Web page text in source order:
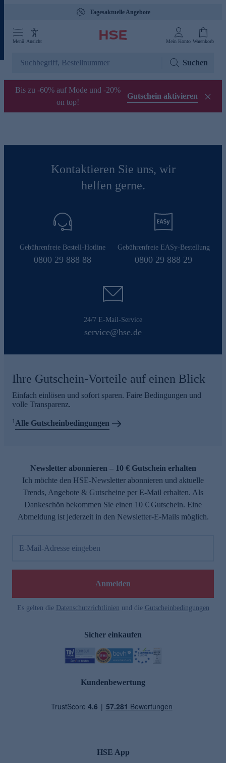
Tagesaktuelle Angebote
Menü Ansicht Mein Konto Warenkorb
Suchen
Bis zu -60% auf Mode und -20%
on top!
Gutschein aktivieren
Kontaktieren Sie uns, wir
helfen gerne.
Gebührenfreie Bestell-Hotline
0800 29 888 88
Gebührenfreie EASy-Bestellung
0800 29 888 29
24/7 E-Mail-Service
service@hse.de
Ihre Gutschein-Vorteile auf einen Blick
Einfach einlösen und sofort sparen. Faire Bedingungen und
volle Transparenz.
1Alle Gutscheinbedingungen
Newsletter abonnieren – 10 € Gutschein erhalten
Ich möchte den HSE-Newsletter abonnieren und aktuelle
Trends, Angebote & Gutscheine per E-Mail erhalten. Als
Dankeschön bekommen Sie einen 10 € Gutschein. Eine
Abmeldung ist jederzeit in den Newsletter-E-Mails möglich.
E-Mail-Adresse eingeben
Anmelden
Es gelten die Datenschutzrichtlinien und die Gutscheinbedingungen
Sicher einkaufen
Kundenbewertung
HSE App